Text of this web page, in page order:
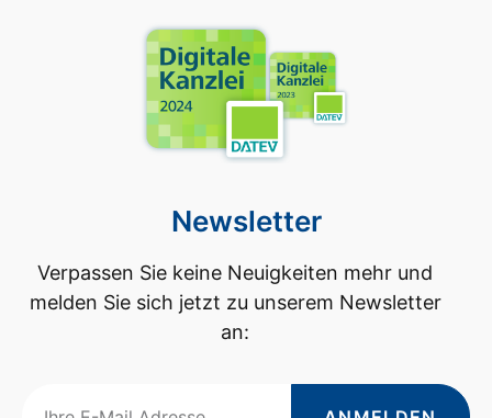
Newsletter
Verpassen Sie keine Neuigkeiten mehr und
melden Sie sich jetzt zu unserem Newsletter
an: